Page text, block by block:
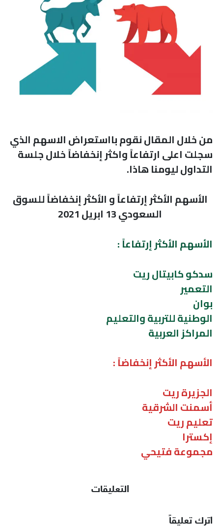
من خلال المقال نقوم بااستعراض الاسهم الذي
سجلت اعلى ارتفاعاً واكثر إنخفاضاً خلال جلسة
التداول ليومنا هاذا.
الأسهم الأكثر إرتفاعاً و الأكثر إنخفاضاً للسوق
السعودي 13 ابريل 2021
الأسهم الأكثر إرتفاعاً :
سدكو كابيتال ريت
التعمير
بوان
الوطنية للتربية والتعليم
المراكز العربية
الأسهم الأكثر إنخفاضاً :
الجزيرة ريت
أسمنت الشرقية
تعليم ريت
إكسترا
مجموعة فتيحي
التعليقات
اترك تعليقاً